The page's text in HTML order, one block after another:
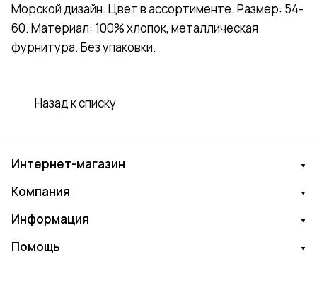
Морской дизайн. Цвет в ассортименте. Размер: 54-
60. Материал: 100% хлопок, металлическая
фурнитура. Без упаковки.
Назад к списку
Интернет-магазин
Компания
Информация
Помощь